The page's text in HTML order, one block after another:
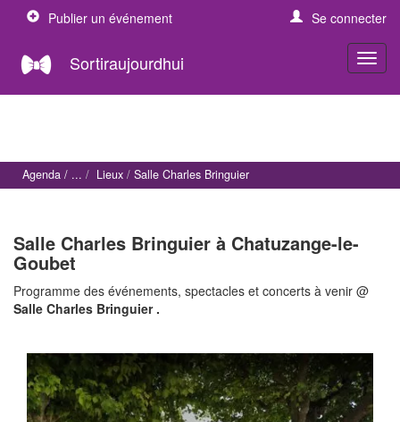
Publier un événement Se connecter
Sortiraujourdhui
Agenda Lieux Salle Charles Bringuier
Salle Charles Bringuier à Chatuzange-le-
Goubet
Programme des événements, spectacles et concerts à venir @
Salle Charles Bringuier .